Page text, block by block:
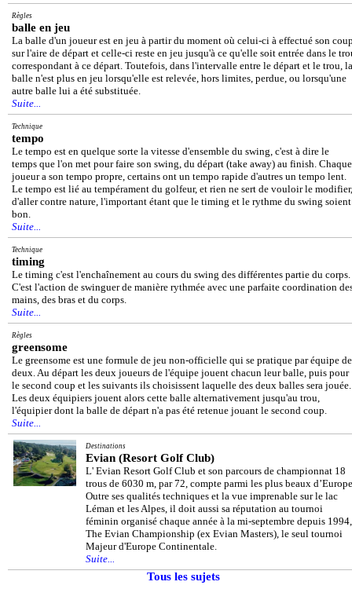
Règles
balle en jeu
La balle d'un joueur est en jeu à partir du moment où celui-ci à effectué son
sur l'aire de départ et celle-ci reste en jeu jusqu'à ce qu'elle soit entrée dans le
correspondant à ce départ. Toutefois, dans l'intervalle entre le départ et le trou, la
balle n'est plus en jeu lorsqu'elle est relevée, hors limites, perdue, ou lorsqu'une
autre balle lui a été substituée.
Suite...
Technique
tempo
Le tempo est en quelque sorte la vitesse d'ensemble du swing, c'est à dire le
temps que l'on met pour faire son swing, du départ (take away) au finish. Chaque
joueur a son tempo propre, certains ont un tempo rapide d'autres un tempo lent.
Le tempo est lié au tempérament du golfeur, et rien ne sert de vouloir le modifier,
d'aller contre nature, l'important étant que le timing et le rythme du swing soient
bon.
Suite...
Technique
timing
Le timing c'est l'enchaînement au cours du swing des différentes partie du corps.
C'est l'action de swinguer de manière rythmée avec une parfaite coordination
mains, des bras et du corps.
Suite...
Règles
greensome
Le greensome est une formule de jeu non-officielle qui se pratique par équipe de
deux. Au départ les deux joueurs de l'équipe jouent chacun leur balle, puis pour
le second coup et les suivants ils choisissent laquelle des deux balles sera jouée.
Les deux équipiers jouent alors cette balle alternativement jusqu'au trou,
l'équipier dont la balle de départ n'a pas été retenue jouant le second coup.
Suite...
Destinations
Evian (Resort Golf Club)
L' Evian Resort Golf Club et son parcours de championnat 18
trous de 6030 m, par 72, compte parmi les plus beaux
Outre ses qualités techniques et la vue imprenable sur le lac
Léman et les Alpes, il doit aussi sa réputation au tournoi
féminin organisé chaque année à la mi-septembre depuis 1994,
The Evian Championship (ex Evian Masters), le seul tournoi
Majeur d'Europe Continentale.
Suite...
Tous les sujets